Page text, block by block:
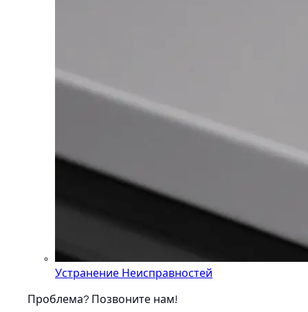
Устранение Неисправностей
Проблема? Позвоните нам!